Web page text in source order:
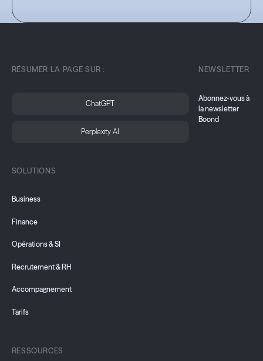
RÉSUMER LA PAGE SUR :
ChatGPT
Perplexity AI
SOLUTIONS
Business
Finance
Opérations & SI
Recrutement & RH
Accompagnement
Tarifs
RESSOURCES
NEWSLETTER
Abonnez-vous à
la newsletter
Boond